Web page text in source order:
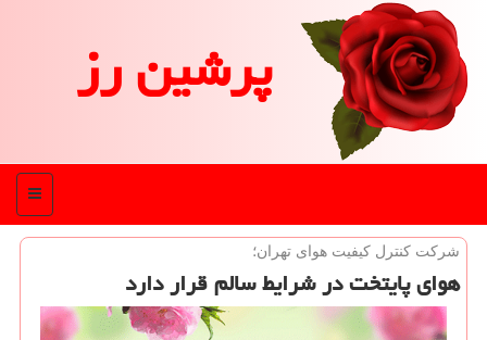
پرشین رز
منو
شركت كنترل كیفیت هوای تهران؛
هوای پایتخت در شرایط سالم قرار دارد